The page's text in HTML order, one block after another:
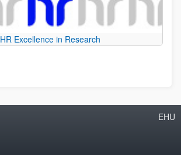
HR Excellence in Research
EHU